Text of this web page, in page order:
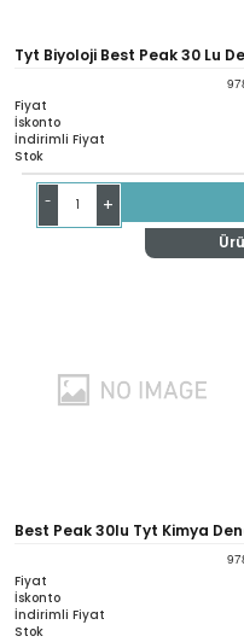
Tyt Biyoloji Best Peak 30 Lu
Fiyat
İskonto
İndirimli Fiyat
Stok
- +
Best Peak 30lu Tyt Kimya
Fiyat
İskonto
İndirimli Fiyat
Stok